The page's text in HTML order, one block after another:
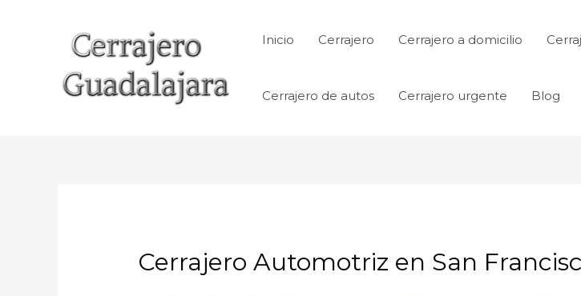
Inicio Cerrajero Cerrajero a domicilio
Cerrajero de autos Cerrajero urgente Blog
Cerrajero Automotriz en San